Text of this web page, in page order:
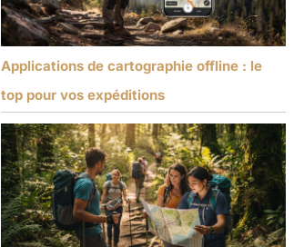
Applications de cartographie offline : le
top pour vos expéditions